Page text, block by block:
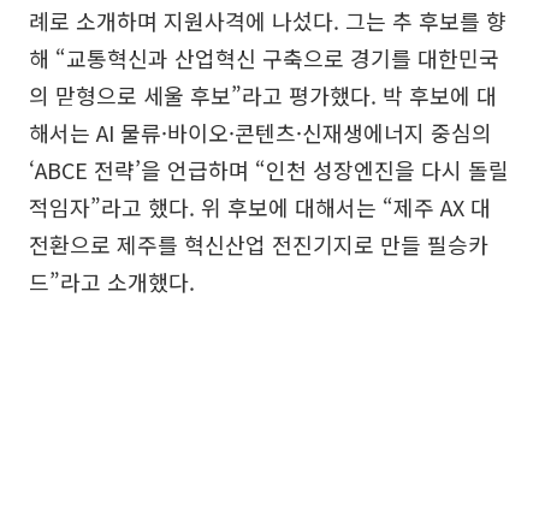
례로 소개하며 지원사격에 나섰다. 그는 추 후보를 향
해 “교통혁신과 산업혁신 구축으로 경기를 대한민국
의 맏형으로 세울 후보”라고 평가했다. 박 후보에 대
해서는 AI 물류·바이오·콘텐츠·신재생에너지 중심의
‘ABCE 전략’을 언급하며 “인천 성장엔진을 다시 돌릴
적임자”라고 했다. 위 후보에 대해서는 “제주 AX 대
전환으로 제주를 혁신산업 전진기지로 만들 필승카
드”라고 소개했다.